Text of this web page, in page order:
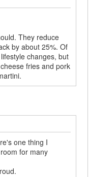
They reduce
by about 25%. Of
changes, but
fries and pork
one thing I
for many